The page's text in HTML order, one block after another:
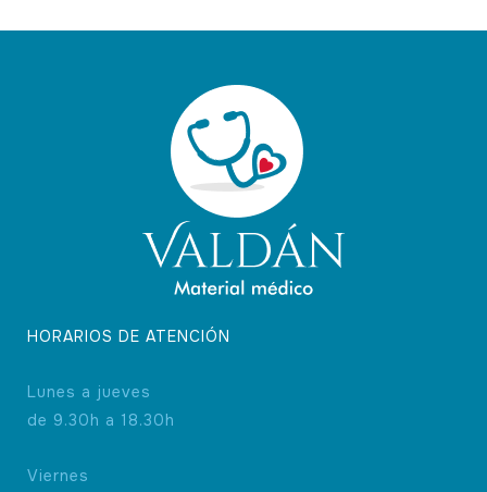
HORARIOS DE ATENCIÓN
Lunes a jueves
de 9.30h a 18.30h
Viernes